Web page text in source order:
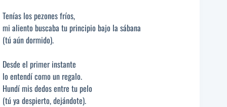
Tenías los pezones fríos,
mi aliento buscaba tu principio bajo la sábana
(tú aún dormido).
Desde el primer instante
lo entendí como un regalo.
Hundí mis dedos entre tu pelo
(tú ya despierto, dejándote).